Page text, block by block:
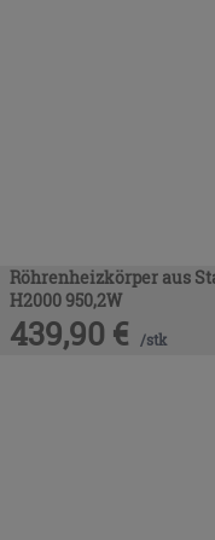
Röhrenheizkörper aus
H2000 950,2W
439,90 € /stk